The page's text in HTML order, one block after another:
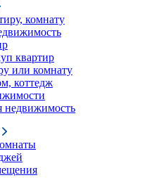
комнату
квартир
или комнату
коттедж
недвижимость